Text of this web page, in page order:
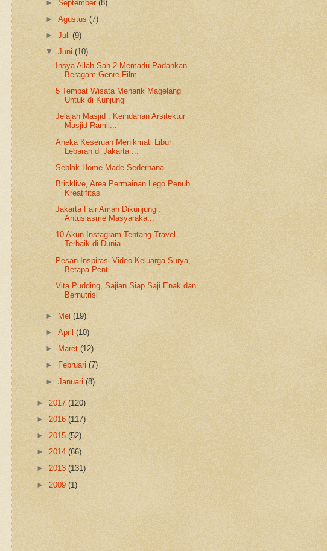
►September(8)
►Agustus(7)
►Juli(9)
▼Juni(10)
Insya Allah Sah 2 Memadu Padankan
Beragam Genre Film
5 Tempat Wisata Menarik Magelang
Untuk di Kunjungi
Jelajah Masjid : Keindahan Arsitektur
Masjid Ramli...
Aneka Keseruan Menikmati Libur
Lebaran di Jakarta ...
Seblak Home Made Sederhana
Bricklive, Area Permainan Lego Penuh
Kreatifitas
Jakarta Fair Aman Dikunjungi,
Antusiasme Masyaraka...
10 Akun Instagram Tentang Travel
Terbaik di Dunia
Pesan Inspirasi Video Keluarga Surya,
Betapa Penti...
Vita Pudding, Sajian Siap Saji Enak dan
Bernutrisi
► Mei(19)
►April(10)
►
Maret(12)
►
Februari(7)
►Januari(8)
► 2017 (120)
► 2016 (117)
► 2015 (52)
► 2014 (66)
► 2013 (131)
► 2009 (1)